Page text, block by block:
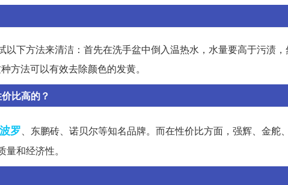
以下方法来清洁：首先在洗手盆中倒入温热水，水量要高于污渍
方法可以有效去除颜色的发黄。
比高的？
罗、东鹏砖、诺贝尔等知名品牌。而在性价比方面，强辉、金舵
和经济性。